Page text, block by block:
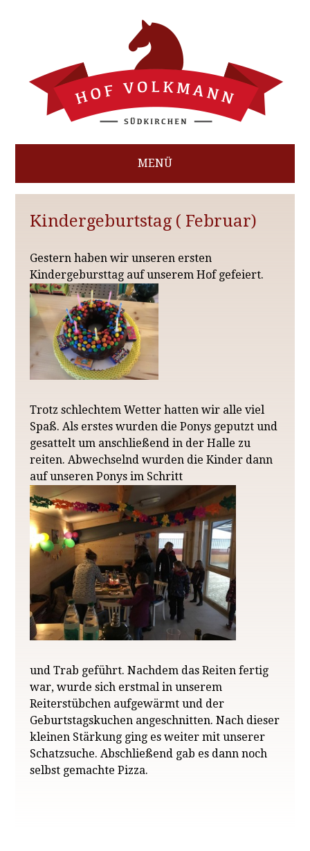
MENÜ
AKTUELLES IM BETRIEB
FERIENWOHNUNGEN
REITERFERIEN
REITUNTERRICHT
REIT- / PFLEGEBETEILIGUNG
AUSRITTE
ANGEBOTE FÜR ERWACHSENE
REITTHERAPIE
LEHRGÄNGE/KINDERGEBURTSTAG
BOXEN/BERITT
Kindergeburtstag ( Februar)
Gestern haben wir unseren ersten
Kindergebursttag auf unserem Hof gefeiert.
Trotz schlechtem Wetter hatten wir alle viel
Spaß. Als erstes wurden die Ponys geputzt und
gesattelt um anschließend in der Halle zu
reiten. Abwechselnd wurden die Kinder dann
auf unseren Ponys im Schritt
und Trab geführt. Nachdem das Reiten fertig
war, wurde sich erstmal in unserem
Reiterstübchen aufgewärmt und der
Geburtstagskuchen angeschnitten. Nach dieser
kleinen Stärkung ging es weiter mit unserer
Schatzsuche. Abschließend gab es dann noch
selbst gemachte Pizza.